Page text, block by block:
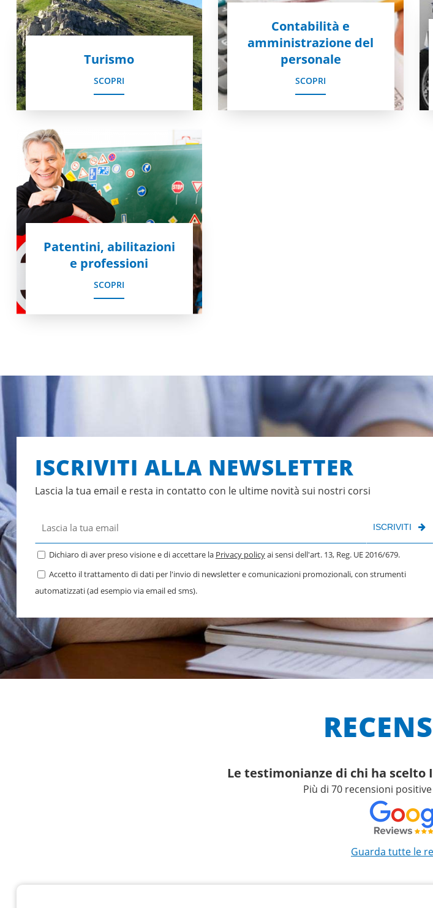
Turismo
SCOPRI
Contabilità e
amministrazione del
personale
SCOPRI
Patentini, abilitazioni
e professioni
SCOPRI
ISCRIVITI ALLA NEWSLETTER
Lascia la tua email e resta in contatto con le ultime novità sui nostri corsi
ISCRIVITI
Dichiaro di aver preso visione e di accettare la Privacy policyai sensi dell'art. 13, Reg. UE 2016/679.
Accetto il trattamento di dati per l'invio di newsletter e comunicazioni promozionali, con strumenti
automatizzati (ad esempio via email ed sms).
Le testimonianze di chi ha scelto
Più di 70 recensioni
Guarda tutte le